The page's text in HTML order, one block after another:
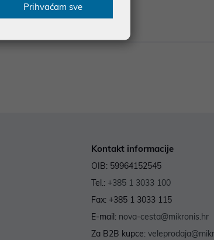
Kontakt informacije
OIB: 59964152545
Tel.: +385 1 3033 100
Fax: +385 1 3033 115
E-mail: nova-cesta@mikronis.hr
Za B2B kupce:
Prihvaćam sve